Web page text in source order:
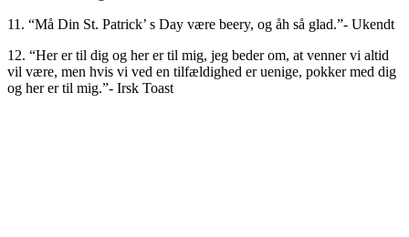
11. “Må Din St. Patrick’ s Day være beery, og åh så glad.”- Ukendt
12. “Her er til dig og her er til mig, jeg beder om, at venner vi altid
vil være, men hvis vi ved en tilfældighed er uenige, pokker med dig
og her er til mig.”- Irsk Toast